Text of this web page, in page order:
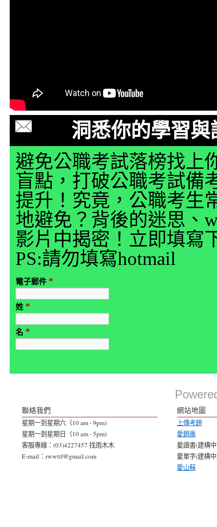
洞悉你的學習
避免公職考試落榜找上
盲點，打破公職考試備
提升！究竟，公職考生
地避免？背後的迷思、
影片中揭密！立即填寫
PS:請勿填寫hotmail
電子郵件 *
姓 *
名 *
聯絡我們
星期一到星期六（10 am - 9pm)
星期一到星期日（10 am - 5pm)
客服專線：(03)4227457 找雨木木
E-mail：rwwttf@gmail.com
網站地圖
上傳考題
愛題庫
愛讀書(建構
愛單字(建構
愛山蘇